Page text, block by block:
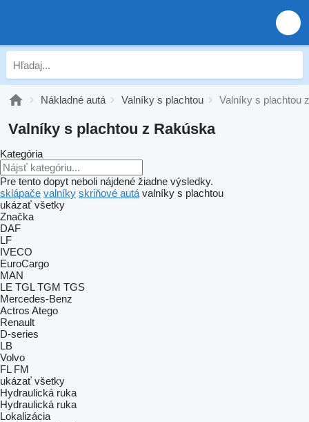
Nákladné autá Valníky s plachtou Valníky s plachtou
Valníky s plachtou z Rakúska
Kategória
Pre tento dopyt neboli nájdené žiadne výsledky.
sklápače valníky skriňové autá valníky s plachtou
ukázať všetky
Značka
DAF
LF
IVECO
EuroCargo
MAN
LE TGL TGM TGS
Mercedes-Benz
Actros Atego
Renault
D-series
LB
Volvo
FL FM
ukázať všetky
Hydraulická ruka
Hydraulická ruka
Lokalizácia